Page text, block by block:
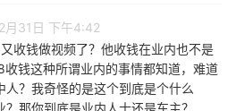
月31日 下午4:42
收钱做视频了？他收钱在业内也不是
收钱这种所谓业内的事情都知道，难道
人？我奇怪的是这个到底是个什么
？那你到底是业内人士还是车主？